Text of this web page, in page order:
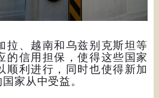
拉、越南和乌兹别克斯坦等
的信用担保，使得这些国家
顺利进行，同时也使得新加
家从中受益。